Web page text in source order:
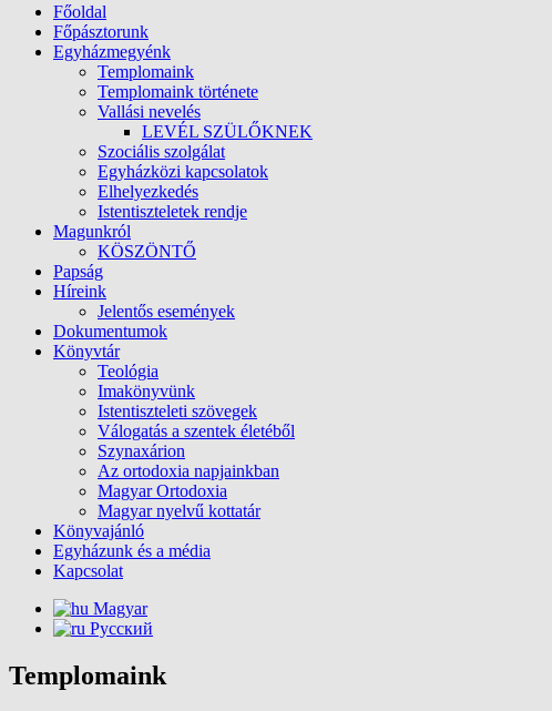
Főoldal
Főpásztorunk
Egyházmegyénk
Templomaink
Templomaink története
Vallási nevelés
LEVÉL SZÜLŐKNEK
Szociális szolgálat
Egyházközi kapcsolatok
Elhelyezkedés
Istentiszteletek rendje
Magunkról
KÖSZÖNTŐ
Papság
Híreink
Jelentős események
Dokumentumok
Könyvtár
Teológia
Imakönyvünk
Istentiszteleti szövegek
Válogatás a szentek életéből
Szynaxárion
Az ortodoxia napjainkban
Magyar Ortodoxia
Magyar nyelvű kottatár
Könyvajánló
Egyházunk és a média
Kapcsolat
Magyar
Русский
Templomaink